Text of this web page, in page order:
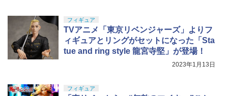
フィギュア
TVアニメ「東京リベンジャーズ」よりフ
ィギュアとリングがセットになった「Sta
tue and ring style 龍宮寺堅」が登場！
2023年1月13日
フィギュア